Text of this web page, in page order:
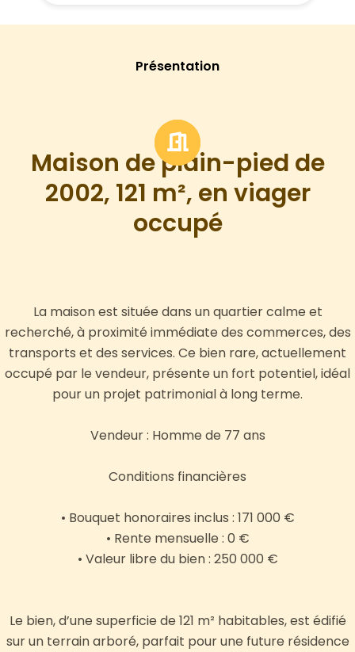
Présentation
Maison de plain-pied de
2002, 121 m², en viager
occupé
La maison est située dans un quartier calme et
recherché, à proximité immédiate des commerces, des
transports et des services. Ce bien rare, actuellement
occupé par le vendeur, présente un fort potentiel, idéal
pour un projet patrimonial à long terme.
Vendeur : Homme de 77 ans
Conditions financières
• Bouquet honoraires inclus : 171 000 €
• Rente mensuelle : 0 €
• Valeur libre du bien : 250 000 €
Le bien, d’une superficie de 121 m² habitables, est édifié
sur un terrain arboré, parfait pour une future résidence